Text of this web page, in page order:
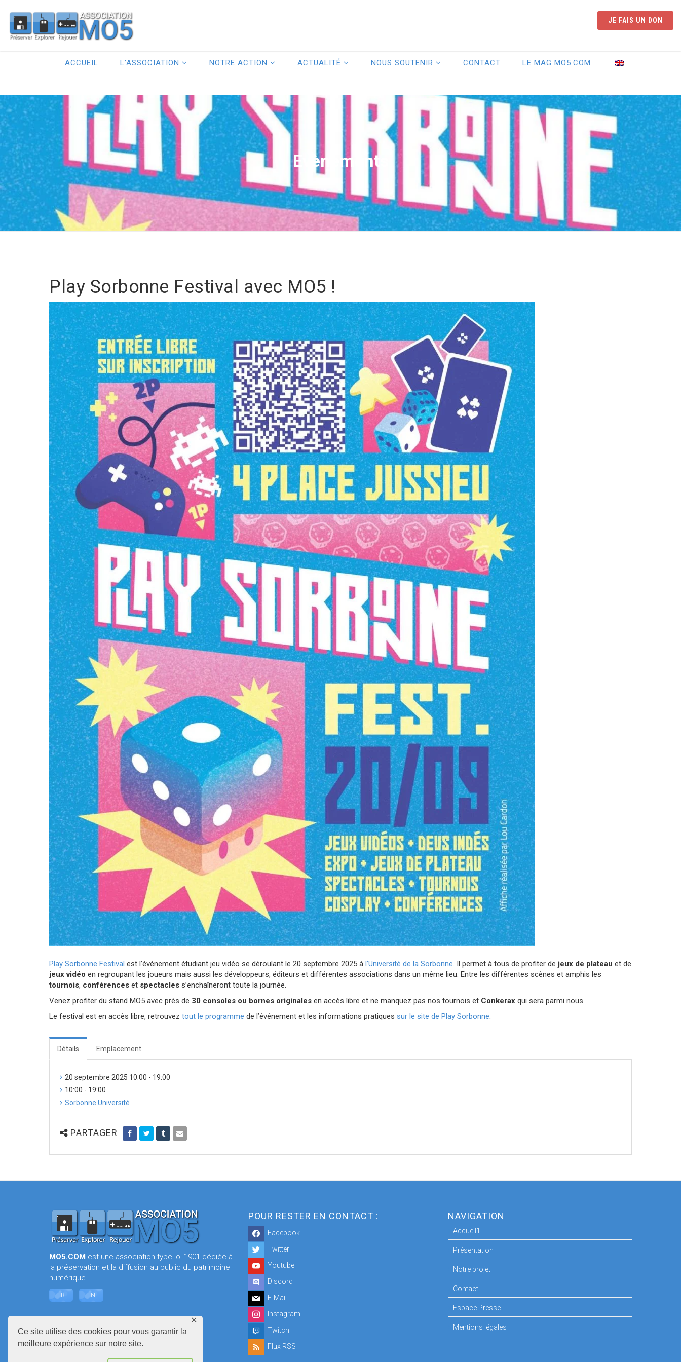
Ce site utilise des cookies pour vous garantir la
meilleure expérience sur notre site.
✕
JE FAIS UN DON
ACCUEIL L’ASSOCIATION NOTRE ACTION ACTUALITÉ NOUS SOUTENIR CONTACT LE MAG MO5.COM
Evènements
Play Sorbonne Festival avec MO5 !
Play Sorbonne Festival est l’événement étudiant jeu vidéo se déroulant le 20 septembre 2025 à l’Université de la Sorbonne. Il permet à tous de profiter de jeux de plateau et de
jeux vidéo en regroupant les joueurs mais aussi les développeurs, éditeurs et différentes associations dans un même lieu. Entre les différentes scènes et amphis les
tournois, conférences et spectacles s’enchaîneront toute la journée.
Venez profiter du stand MO5 avec près de 30 consoles ou bornes originales en accès libre et ne manquez pas nos tournois et Conkerax qui sera parmi nous.
Le festival est en accès libre, retrouvez tout le programme de l’événement et les informations pratiques sur le site de Play Sorbonne.
Détails Emplacement
20 septembre 2025 10:00 - 19:00
10:00 - 19:00
Sorbonne Université
PARTAGER
MO5.COM est une association type loi 1901 dédiée à
la préservation et la diffusion au public du patrimoine
numérique.
FR - EN
POUR RESTER EN CONTACT :
Facebook
Twitter
Youtube
Discord
E-Mail
Instagram
Twitch
Flux RSS
NAVIGATION
Accueil1
Présentation
Notre projet
Contact
Espace Presse
Mentions légales